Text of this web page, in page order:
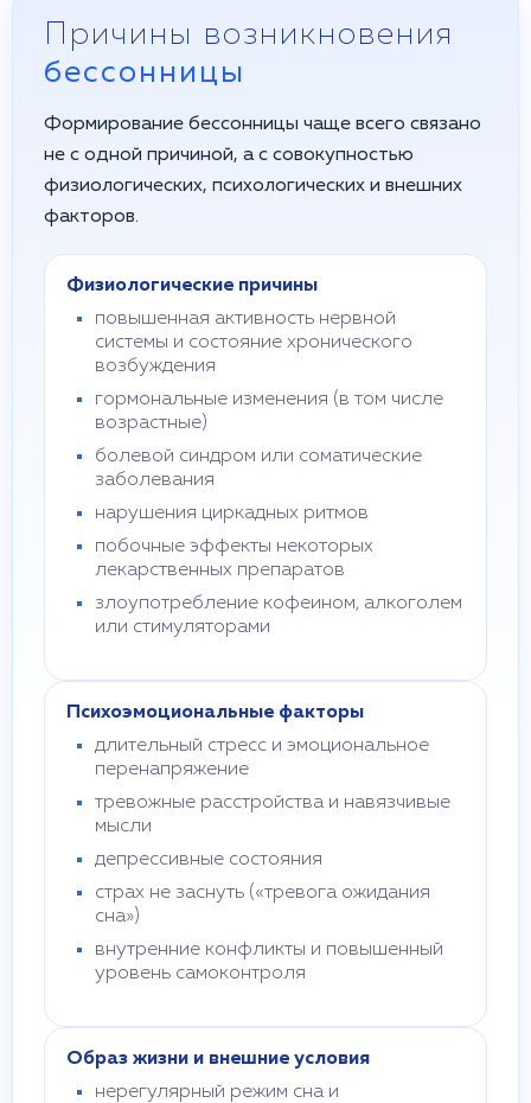
Причины возникновения
бессонницы
Формирование бессонницы чаще всего связано
не с одной причиной, а с совокупностью
физиологических, психологических и внешних
факторов.
Физиологические причины
повышенная активность нервной
системы и состояние хронического
возбуждения
гормональные изменения (в том числе
возрастные)
болевой синдром или соматические
заболевания
нарушения циркадных ритмов
побочные эффекты некоторых
лекарственных препаратов
злоупотребление кофеином, алкоголем
или стимуляторами
Психоэмоциональные факторы
длительный стресс и эмоциональное
перенапряжение
тревожные расстройства и навязчивые
мысли
депрессивные состояния
страх не заснуть («тревога ожидания
сна»)
внутренние конфликты и повышенный
уровень самоконтроля
Образ жизни и внешние условия
нерегулярный режим сна и